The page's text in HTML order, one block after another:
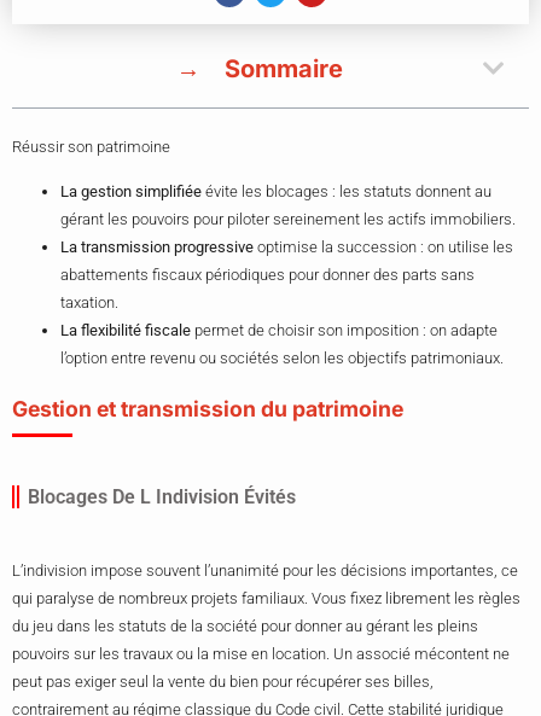
Sommaire
Réussir son patrimoine
La gestion simplifiée évite les blocages : les statuts donnent au
gérant les pouvoirs pour piloter sereinement les actifs immobiliers.
La transmission progressive optimise la succession : on utilise les
abattements fiscaux périodiques pour donner des parts sans
taxation.
La flexibilité fiscale permet de choisir son imposition : on adapte
l’option entre revenu ou sociétés selon les objectifs patrimoniaux.
Gestion et transmission du patrimoine
Blocages De L Indivision Évités
L’indivision impose souvent l’unanimité pour les décisions importantes, ce
qui paralyse de nombreux projets familiaux. Vous fixez librement les règles
du jeu dans les statuts de la société pour donner au gérant les pleins
pouvoirs sur les travaux ou la mise en location. Un associé mécontent ne
peut pas exiger seul la vente du bien pour récupérer ses billes,
contrairement au régime classique du Code civil. Cette stabilité juridique